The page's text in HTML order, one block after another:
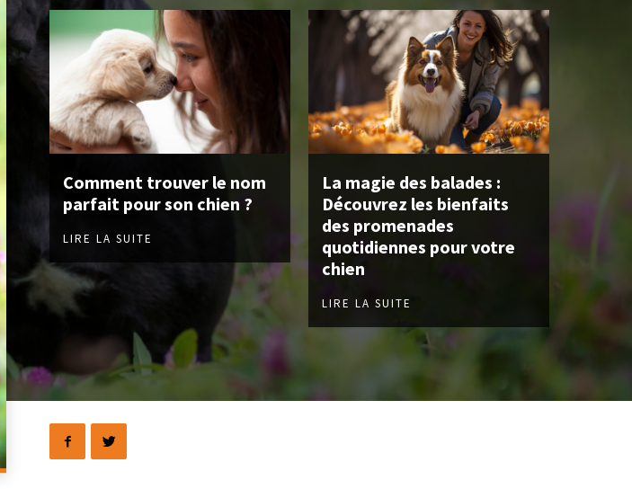
Comment trouver le nom
parfait pour son chien ?
LIRE LA SUITE
La magie des balades :
Découvrez les bienfaits
des promenades
quotidiennes pour votre
chien
LIRE LA SUITE